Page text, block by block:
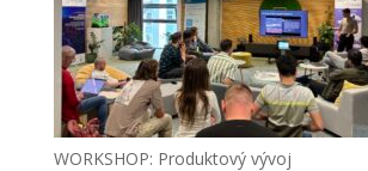
WORKSHOP: Produktový vývoj